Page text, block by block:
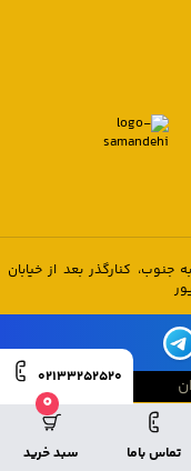
تماس باما
0
سبد خرید
02133252520
جنوب، کنارگذر بعد از خیابان